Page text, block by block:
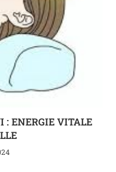
: ENERGIE VITALE